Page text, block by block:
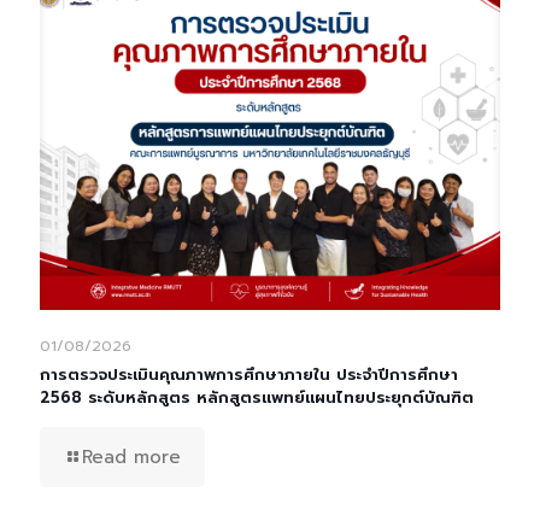
01/08/2026
การตรวจประเมินคุณภาพการศึกษาภายใน ประจำปีการศึกษา
2568 ระดับหลักสูตร หลักสูตรแพทย์แผนไทยประยุกต์บัณฑิต
Read more